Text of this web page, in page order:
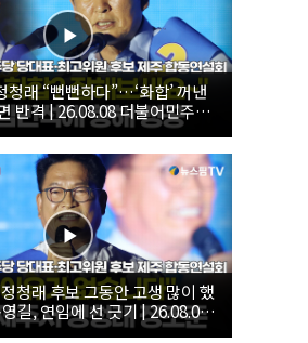
래 “뻔뻔하다”…‘화합’ 꺼낸
반격 | 26.08.08 더불어민주당
원 후보 제주 합동연설회
연임에 선 긋기 | 26.08.08
당대표·최고위원 후보 제주 합